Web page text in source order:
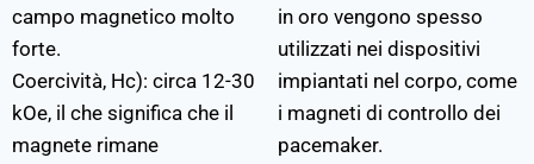
campo magnetico molto
forte.
Coercività, Hc): circa 12-30
kOe, il che significa che il
magnete rimane
in oro vengono spesso
utilizzati nei dispositivi
impiantati nel corpo, come
i magneti di controllo dei
pacemaker.